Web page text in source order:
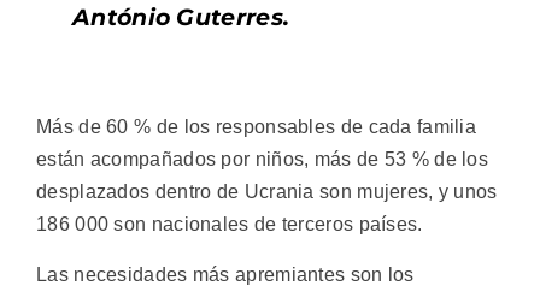
António Guterres.
Más de 60 % de los responsables de cada familia
están acompañados por niños, más de 53 % de los
desplazados dentro de Ucrania son mujeres, y unos
186 000 son nacionales de terceros países.
Las necesidades más apremiantes son los